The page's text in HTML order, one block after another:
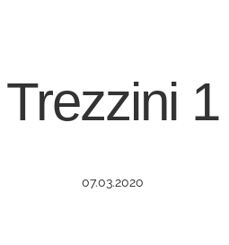
Trezzini 1
07.03.2020